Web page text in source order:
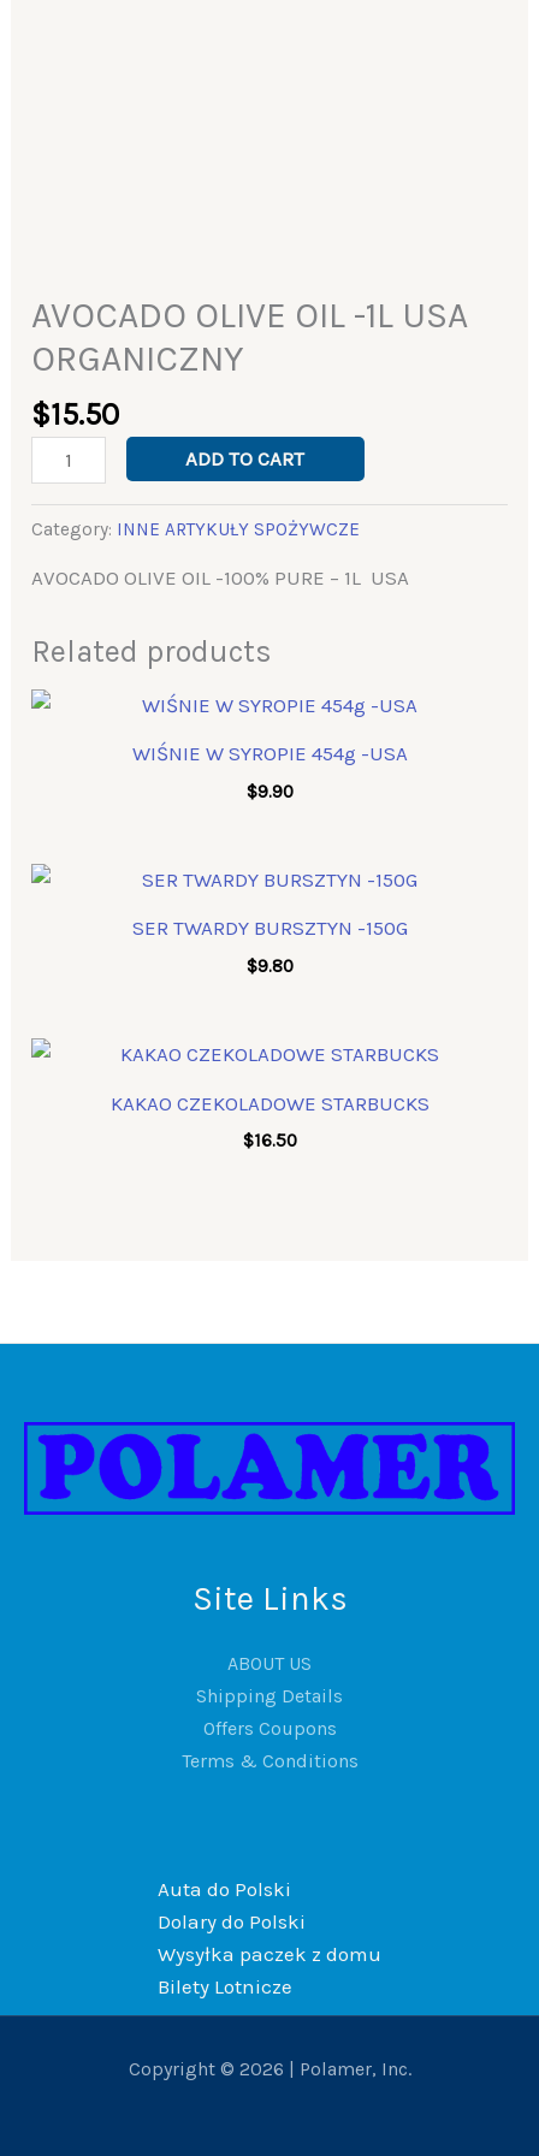
AVOCADO OLIVE OIL -1L USA
ORGANICZNY
$15.50
ADD TO CART
Category: INNE ARTYKUŁY SPOŻYWCZE
AVOCADO OLIVE OIL -100% PURE – 1L USA
Related products
WIŚNIE W SYROPIE 454g -USA
$9.90
SER TWARDY BURSZTYN -150G
$9.80
KAKAO CZEKOLADOWE STARBUCKS
$16.50
Site Links
ABOUT US
Shipping Details
Offers Coupons
Terms & Conditions
Auta do Polski
Dolary do Polski
Wysyłka paczek z domu
Bilety Lotnicze
Copyright © 2026 | Polamer, Inc.